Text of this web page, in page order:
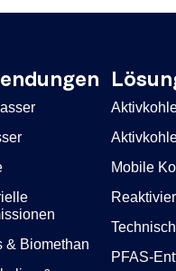
& Biomethan
Mobile
PFAS-